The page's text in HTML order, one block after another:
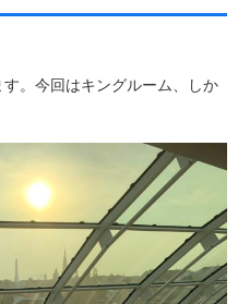
。今回はキングルーム、しか